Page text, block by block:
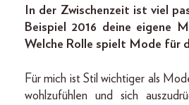
In der Zwischenzeit ist viel
Beispiel 2016 deine eigene
Welche Rolle spielt Mode für
Für mich ist Stil wichtiger als
wohlzufühlen und sich